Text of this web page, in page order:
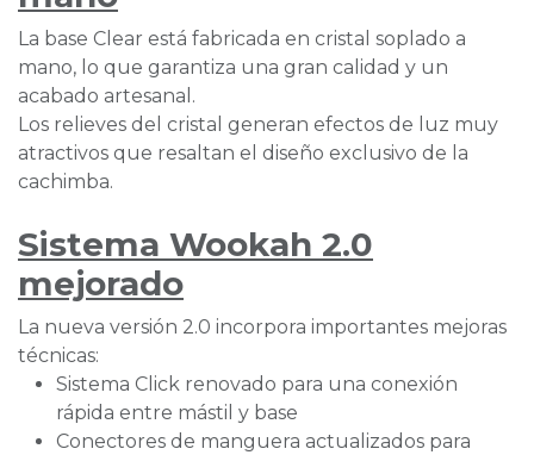
La base Clear está fabricada en cristal soplado a
mano, lo que garantiza una gran calidad y un
acabado artesanal.
Los relieves del cristal generan efectos de luz muy
atractivos que resaltan el diseño exclusivo de la
cachimba.
Sistema Wookah 2.0
mejorado
La nueva versión 2.0 incorpora importantes mejoras
técnicas:
Sistema Click renovado para una conexión
rápida entre mástil y base
Conectores de manguera actualizados para